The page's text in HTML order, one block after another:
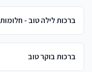
ברכות לילה טוב -
ברכות בוקר טוב